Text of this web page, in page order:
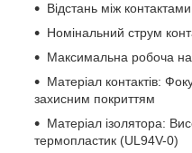
Відстань між
Номінальний струм
Максимальна робоча
Матеріал контактів:
захисним покриттям
Матеріал ізолятора:
термопластик (UL94V-0)